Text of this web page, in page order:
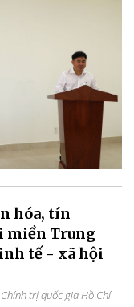
hóa, tín
miền Trung
tế - xã hội
trị quốc gia Hồ Chí